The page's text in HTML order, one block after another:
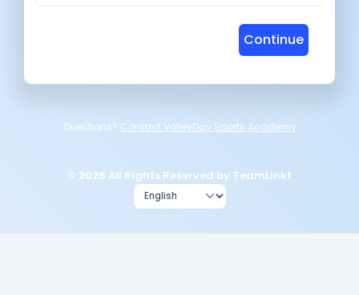
Continue
Questions? Contact VolleyDay Sports Academy
© 2026 All Rights Reserved by TeamLinkt